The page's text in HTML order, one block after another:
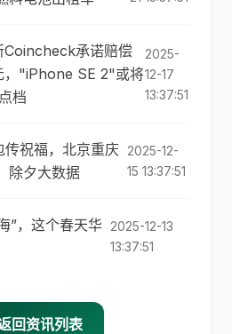
Coincheck承诺赔偿
，"iPhone SE 2"或将
档
2025-
12-17
13:37:51
祝福，北京重庆
除夕大数据
2025-12-
15 13:37:51
”，这个春天华 2025-12-13
13:37:51
回资讯列表